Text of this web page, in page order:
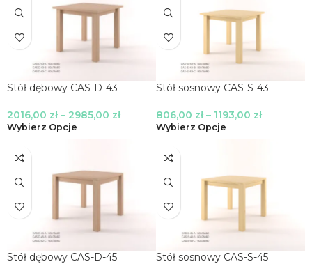
Stół dębowy CAS-D-43
2016,00 zł– 2985,00 zł
Wybierz Opcje
Stół sosnowy CAS-S-43
806,00 zł– 1193,00 zł
Wybierz Opcje
Stół dębowy CAS-D-45 Stół sosnowy CAS-S-45